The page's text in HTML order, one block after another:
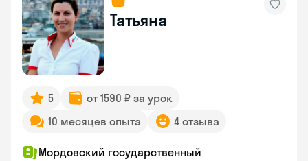
Татьяна
5
от 1590 ₽ за урок
10 месяцев опыта
4 отзыва
Мордовский государственный